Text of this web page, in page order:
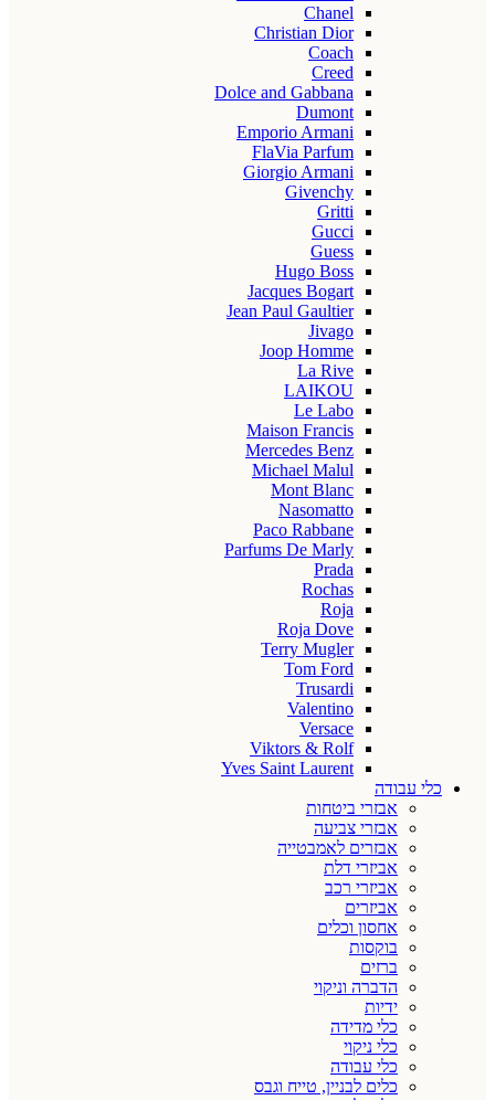
Chanel
Christian Dior
Coach
Creed
Dolce and Gabbana
Dumont
Emporio Armani
FlaVia Parfum
Giorgio Armani
Givenchy
Gritti
Gucci
Guess
Hugo Boss
Jacques Bogart
Jean Paul Gaultier
Jivago
Joop Homme
La Rive
LAIKOU
Le Labo
Maison Francis
Mercedes Benz
Michael Malul
Mont Blanc
Nasomatto
Paco Rabbane
Parfums De Marly
Prada
Rochas
Roja
Roja Dove
Terry Mugler
Tom Ford
Trusardi
Valentino
Versace
Viktors & Rolf
Yves Saint Laurent
כלי עבודה
אבזרי ביטחות
אבזרי צביעה
אבזרים לאמבטייה
אביזרי דלת
אביזרי רכב
אביזרים
אחסון וכלים
בוקסות
ברזים
הדברה וניקוי
ידיות
כלי מדידה
כלי ניקוי
כלי עבודה
כלים לבניין, טייח וגבס